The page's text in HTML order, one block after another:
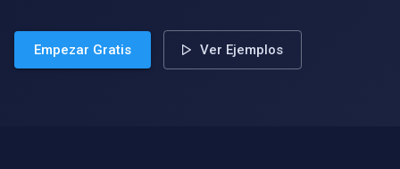
Empezar Gratis Ver Ejemplos